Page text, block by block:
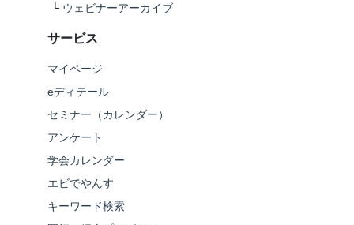
└ ウェビナーアーカイブ
サービス
マイページ
eディテール
セミナー（カレンダー）
アンケート
学会カレンダー
エビでやんす
キーワード検索